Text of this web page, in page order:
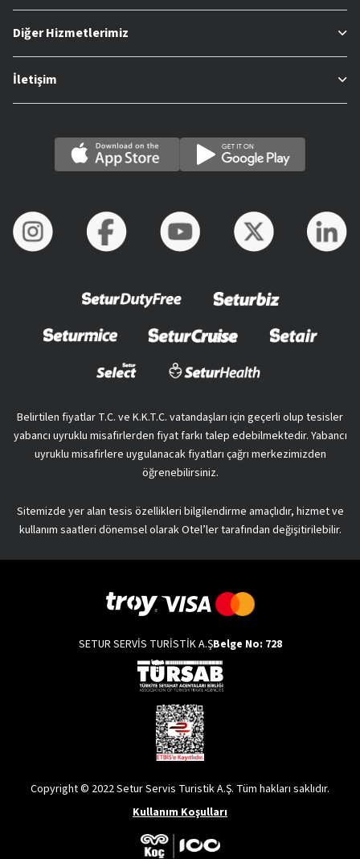
Diğer Hizmetlerimiz
İletişim
Belirtilen fiyatlar T.C. ve K.K.T.C. vatandaşları için geçerli olup tesisler
yabancı uyruklu misafirlerden fiyat farkı talep edebilmektedir. Yabancı
uyruklu misafirlere uygulanacak fiyatları çağrı merkezimizden
öğrenebilirsiniz.
Sitemizde yer alan tesis özellikleri bilgilendirme amaçlıdır, hizmet ve
kullanım saatleri dönemsel olarak Otel’ler tarafından değişitirilebilir.
SETUR SERVİS TURİSTİK A.ŞBelge No: 728
Copyright © 2022 Setur Servis Turistik A.Ş. Tüm hakları saklıdır.
Kullanım Koşulları